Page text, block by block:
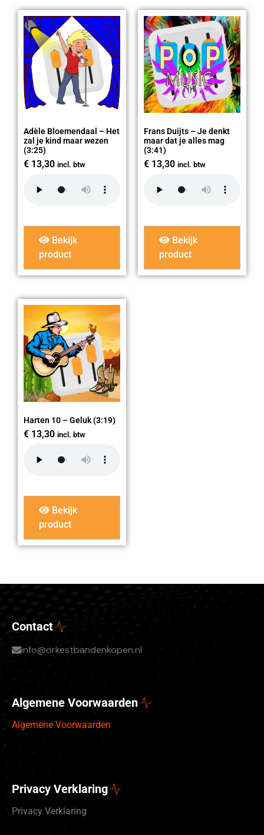
Adèle Bloemendaal – Het
zal je kind maar wezen
(3:25)
€ 13,30 incl. btw
Bekijk
product
Frans Duijts – Je denkt
maar dat je alles mag
(3:41)
€ 13,30 incl. btw
Bekijk
product
Harten 10 – Geluk (3:19)
€ 13,30 incl. btw
Bekijk
product
Contact
info@orkestbandenkopen.nl
Algemene Voorwaarden
Algemene Voorwaarden
Privacy Verklaring
Privacy Verklaring